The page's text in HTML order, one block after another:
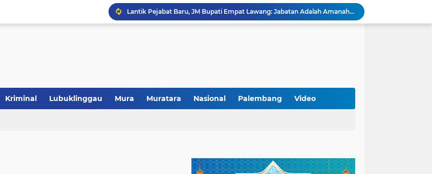
KAMMI Muratara Dukung MUI dalam Upaya Penegakan Hukum terhadap Aktivitas LGBT
Polres Musi Rawas Musnahkan 2 Kilogram Sabu.
Sarat Praktik 'Asal Bapak Senang', Kebijakan Parkir Dishub Lubuklinggau Menuai Sorotan Tajam
Kriminal Lubuklinggau Mura Muratara Nasional Palembang Video